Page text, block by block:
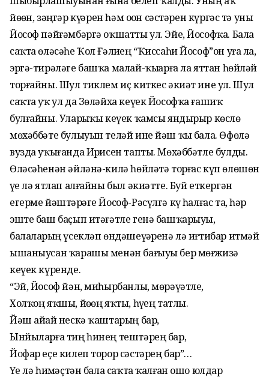
йөҙөн, зәңгәр күҙҙәрен һәм оҙон сәстәрен күргәс тә уны
Йософ пәйғәмбәргә оҡшатты ул. Эйе, Йософҡа. Бала
саҡта өләсәһе Ҡол Ғәлиҙең “Ҡиссаһи Йософ”он уға ла,
эргә-тирәләге башҡа малай-ҡыҙҙарға ла яттан һөйләй
торғайны. Шул тиклем иҫ киткес әкиәт ине ул. Шул
саҡта уҡ ул да Зөләйха кеүек Йософҡа ғашиҡ
булғайны. Уларҙыҡы кеүек ҡамсы яндырыр көслө
мөхәббәте булыуын теләй ине йәш ҡыҙ бала. Өфөлә
вузда уҡығанда Иҙрисен тапты. Мөхәббәтле булды.
Өләсәһенән әйләнә-килә һөйләтә торғас күп өлөшөн
үҙе лә ятлап алғайны был әкиәтте. Буй еткергән
егерме йәштәрҙәге Йософ-Рәсүлгә күҙ һалғас та, һәр
эште баш баҫып итәғәтле генә башҡарыуы,
балаларҙың үсекләп өндәшеүҙәренә лә иғтибар итмәй
ышаныусан ҡарашы менән бағыуы бер мөғжизә
кеүек күренде.
“Эй, Йософ йән, миһырбанлы, мөрәүәтле,
Холҡоң яҡшы, йөҙөң яҡты, һүҙең татлы.
Йәш айҙай нескә ҡаштарың бар,
Ынйыларға тиң һинең тештәрең бар,
Йофар еҫе килеп торор сәстәрең бар”…
Үҙе лә һиҙмәҫтән бала саҡта ҡалған ошо юлдар